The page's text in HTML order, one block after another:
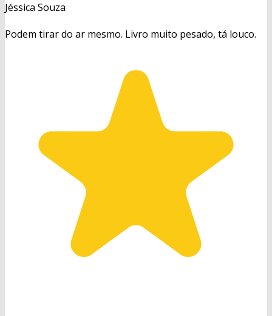
Jéssica Souza
Podem tirar do ar mesmo. Livro muito pesado, tá louco.